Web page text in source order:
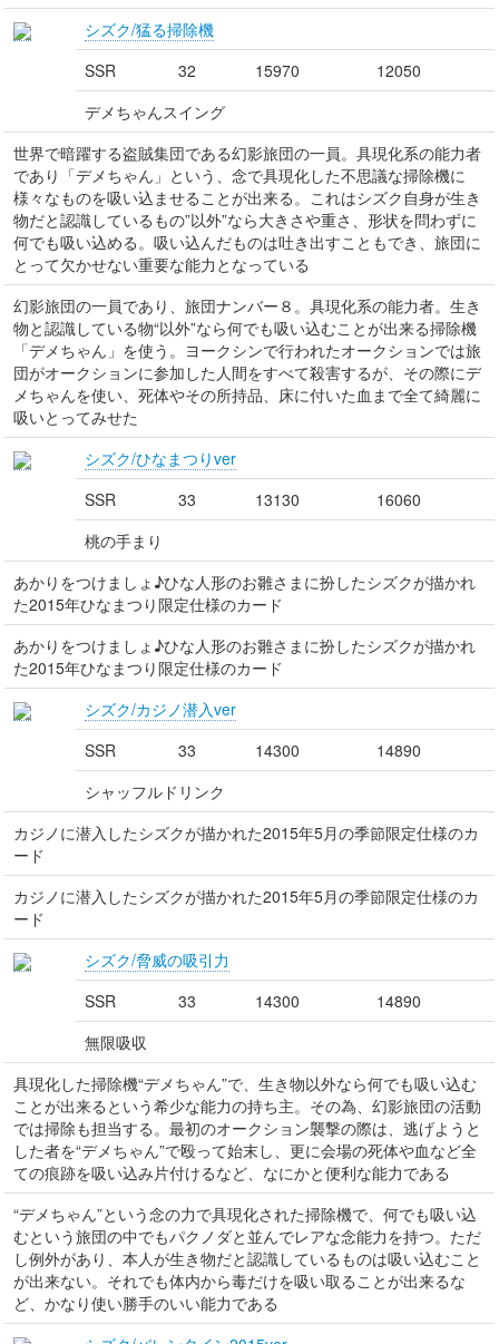
シズク/猛る掃除機
SSR
32 15970
12050
デメちゃんスイング
世界で暗躍する盗賊集団である幻影旅団の一員。具現化系の能力者
であり「デメちゃん」という、念で具現化した不思議な掃除機に
様々なものを吸い込ませることが出来る。これはシズク自身が生き
物だと認識しているもの”以外”なら大きさや重さ、形状を問わずに
何でも吸い込める。吸い込んだものは吐き出すこともでき、旅団に
とって欠かせない重要な能力となっている
幻影旅団の一員であり、旅団ナンバー８。具現化系の能力者。生き
物と認識している物“以外”なら何でも吸い込むことが出来る掃除機
「デメちゃん」を使う。ヨークシンで行われたオークションでは旅
団がオークションに参加した人間をすべて殺害するが、その際にデ
メちゃんを使い、死体やその所持品、床に付いた血まで全て綺麗に
吸いとってみせた
シズク/ひなまつりver
SSR
33 13130
16060
桃の手まり
あかりをつけましょ♪ひな人形のお雛さまに扮したシズクが描かれ
た2015年ひなまつり限定仕様のカード
あかりをつけましょ♪ひな人形のお雛さまに扮したシズクが描かれ
た2015年ひなまつり限定仕様のカード
シズク/カジノ潜入ver
SSR
33 14300
14890
シャッフルドリンク
カジノに潜入したシズクが描かれた2015年5月の季節限定仕様のカ
ード
カジノに潜入したシズクが描かれた2015年5月の季節限定仕様のカ
ード
シズク/脅威の吸引力
SSR
33 14300
14890
無限吸収
具現化した掃除機“デメちゃん”で、生き物以外なら何でも吸い込む
ことが出来るという希少な能力の持ち主。その為、幻影旅団の活動
では掃除も担当する。最初のオークション襲撃の際は、逃げようと
した者を“デメちゃん”で殴って始末し、更に会場の死体や血など全
ての痕跡を吸い込み片付けるなど、なにかと便利な能力である
“デメちゃん”という念の力で具現化された掃除機で、何でも吸い込
むという旅団の中でもパクノダと並んでレアな念能力を持つ。ただ
し例外があり、本人が生き物だと認識しているものは吸い込むこと
が出来ない。それでも体内から毒だけを吸い取ることが出来るな
ど、かなり使い勝手のいい能力である